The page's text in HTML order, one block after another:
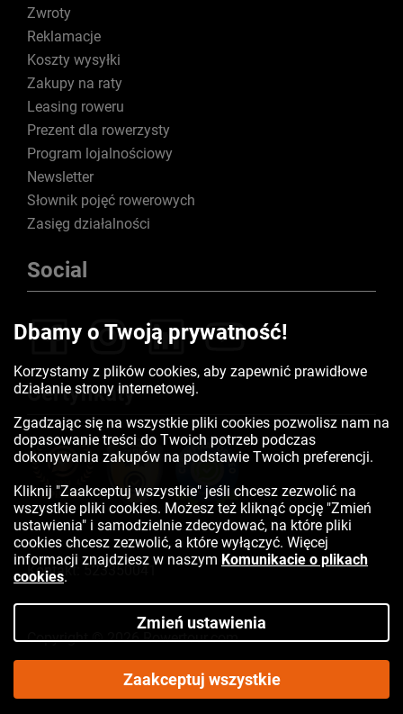
Zwroty
Reklamacje
Koszty wysyłki
Zakupy na raty
Leasing roweru
Prezent dla rowerzysty
Program lojalnościowy
Newsletter
Słownik pojęć rowerowych
Zasięg działalności
Social
Certyfikaty
Kontakt: 523350041
Copyright © 2026 Rowertour.com
Internetowy sklep rowerowy
Dbamy o Twoją prywatność!
Korzystamy z plików cookies, aby zapewnić prawidłowe
działanie strony internetowej.
Zgadzając się na wszystkie pliki cookies pozwolisz nam na
dopasowanie treści do Twoich potrzeb podczas
dokonywania zakupów na podstawie Twoich preferencji.
Kliknij "Zaakceptuj wszystkie" jeśli chcesz zezwolić na
wszystkie pliki cookies. Możesz też kliknąć opcję "Zmień
ustawienia" i samodzielnie zdecydować, na które pliki
cookies chcesz zezwolić, a które wyłączyć. Więcej
informacji znajdziesz w naszym Komunikacie o plikach
cookies.
Zmień ustawienia
Zaakceptuj wszystkie